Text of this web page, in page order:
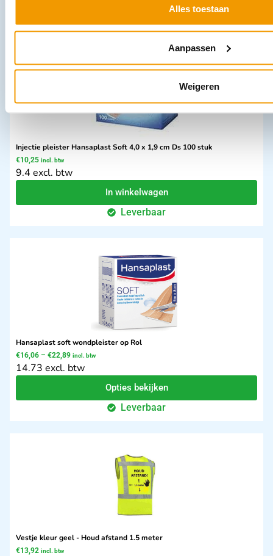
Alles toestaan
Aanpassen
Weigeren
Injectie pleister Hansaplast Soft 4,0 x 1,9 cm Ds 100 stuk
€10,25 incl. btw
9.4 excl. btw
In winkelwagen
Leverbaar
Hansaplast soft wondpleister op Rol
€16,06 – €22,89 incl. btw
14.73 excl. btw
Opties bekijken
Leverbaar
Vestje kleur geel - Houd afstand 1.5 meter
€13,92 incl. btw